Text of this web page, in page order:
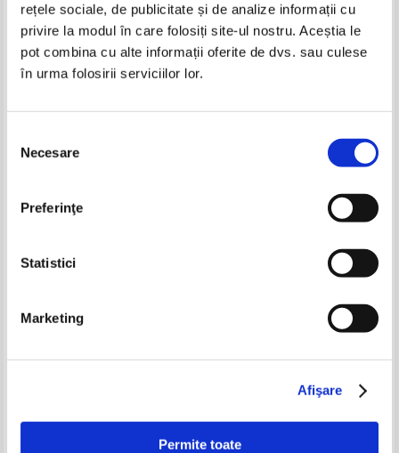
rețele sociale, de publicitate și de analize informații cu
privire la modul în care folosiți site-ul nostru. Aceștia le
pot combina cu alte informații oferite de dvs. sau culese
în urma folosirii serviciilor lor.
consimțământului
Necesare
Preferinţe
Statistici
Marketing
Afişare
Permite toate
Nina Berberova - Acompaniatoarea
Pret:19,00Lei
Viorica Petroff Cuciurean - Vise,
succesi (editie bilingva)
Lei
-20%